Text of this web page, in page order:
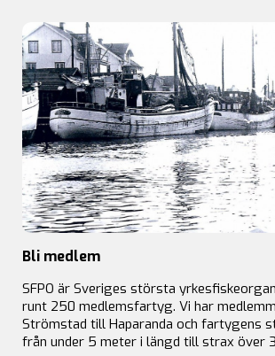
Bli medlem
SFPO är Sveriges största
runt 250 medlemsfartyg. Vi har
Strömstad till Haparanda och fartygens
från under 5 meter i längd till strax över